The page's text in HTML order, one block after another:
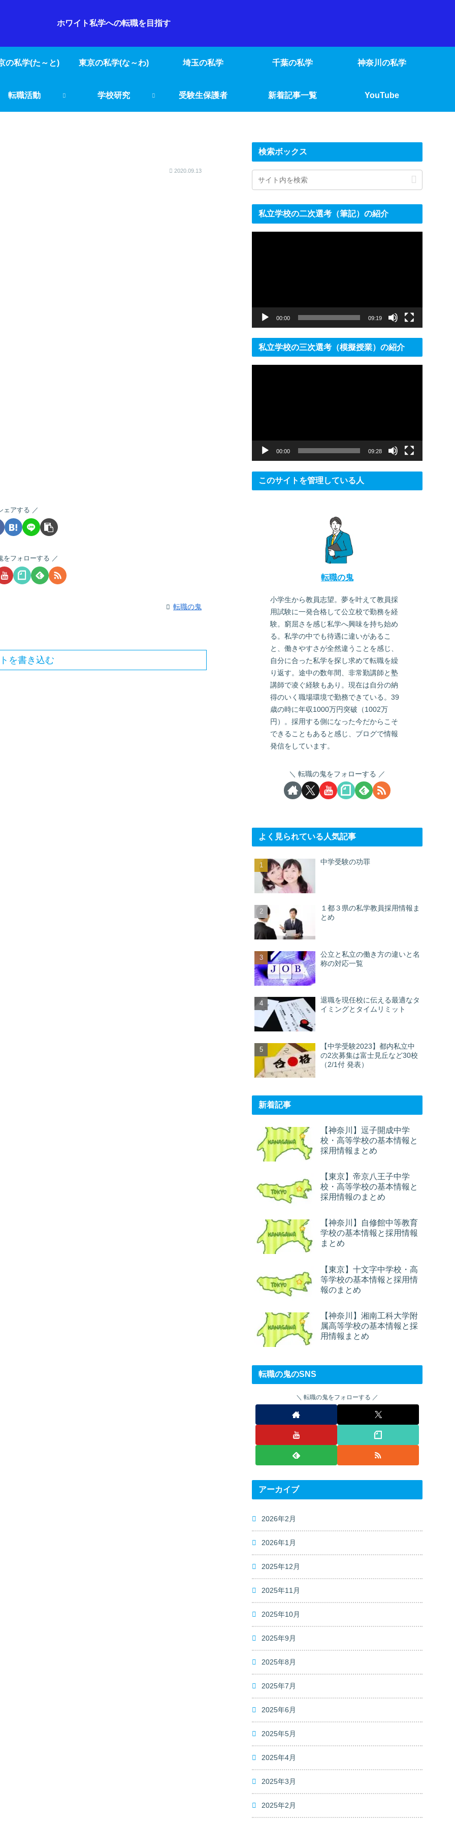
ホワイト私学への転職を目指す
の私学(た～と) 東京の私学(な～わ) 埼玉の私学 千葉の私学 神奈川の私学
転職活動 学校研究 受験生保護者 新着記事一覧 YouTube
2020.09.13
ェアする
をフォローする
転職の鬼
を書き込む
検索ボックス
私立学校の二次選考（筆記）の紹介
00:00 09:19
私立学校の三次選考（模擬授業）の紹介
00:00 09:28
このサイトを管理している人
転職の鬼
小学生から教員志望。夢を叶えて教員採
用試験に一発合格して公立校で勤務を経
験。窮屈さを感じ私学へ興味を持ち始め
る。私学の中でも待遇に違いがあるこ
と、働きやすさが全然違うことを感じ、
自分に合った私学を探し求めて転職を繰
り返す。途中の数年間、非常勤講師と塾
講師で凌ぐ経験もあり。現在は自分の納
得のいく職場環境で勤務できている。39
歳の時に年収1000万円突破（1002万
円）。採用する側になった今だからこそ
できることもあると感じ、ブログで情報
発信をしています。
転職の鬼をフォローする
よく見られている人気記事
中学受験の功罪
１都３県の私学教員採用情報ま
とめ
公立と私立の働き方の違いと名
称の対応一覧
退職を現任校に伝える最適なタ
イミングとタイムリミット
【中学受験2023】都内私立中
の2次募集は富士見丘など30校
（2/1付 発表）
新着記事
【神奈川】逗子開成中学
校・高等学校の基本情報と
採用情報まとめ
【東京】帝京八王子中学
校・高等学校の基本情報と
採用情報のまとめ
【神奈川】自修館中等教育
学校の基本情報と採用情報
まとめ
【東京】十文字中学校・高
等学校の基本情報と採用情
報のまとめ
【神奈川】湘南工科大学附
属高等学校の基本情報と採
用情報まとめ
転職の鬼のSNS
転職の鬼をフォローする
アーカイブ
2026年2月
2026年1月
2025年12月
2025年11月
2025年10月
2025年9月
2025年8月
2025年7月
2025年6月
2025年5月
2025年4月
2025年3月
2025年2月